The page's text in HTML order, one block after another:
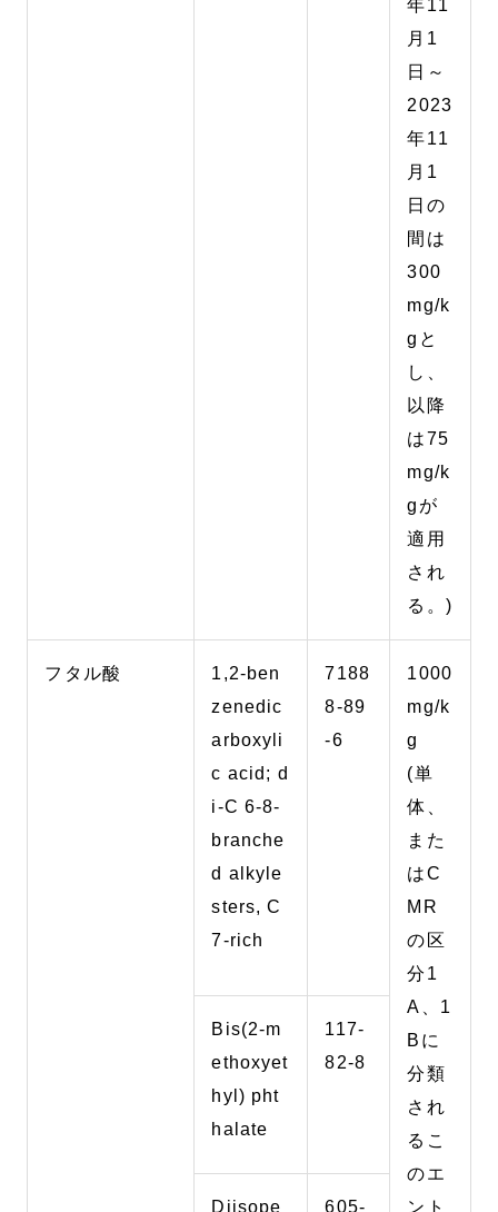
年11
月1
日～
2023
年11
月1
日の
間は
300
mg/k
gと
し、
以降
は75
mg/k
gが
適用
され
る。)
フタル酸
1,2-ben
zenedic
arboxyli
c acid; d
i-C 6-8-
branche
d alkyle
sters, C
7-rich
7188
8-89
-6
1000
mg/k
g
(単
体、
また
はC
MR
の区
分1
A、1
Bに
分類
され
るこ
のエ
ント
Bis(2-m
ethoxyet
hyl) pht
halate
117-
82-8
Diisope
605-